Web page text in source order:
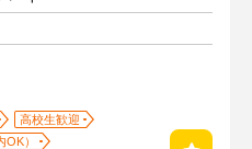
高校生歓迎
）